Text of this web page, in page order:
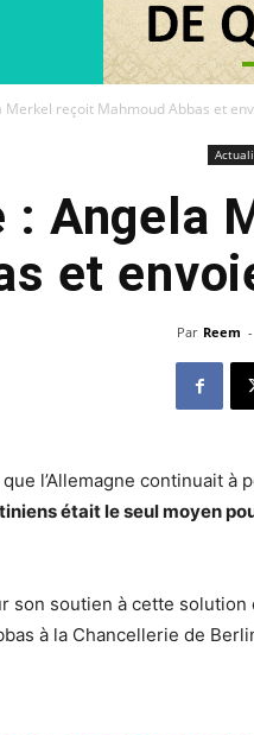
Merkel reçoit Mahmoud Abbas et
: Angela
et
Par Reem -
l’Allemagne continuait à
était le seul moyen
son soutien à cette
à la Chancellerie de